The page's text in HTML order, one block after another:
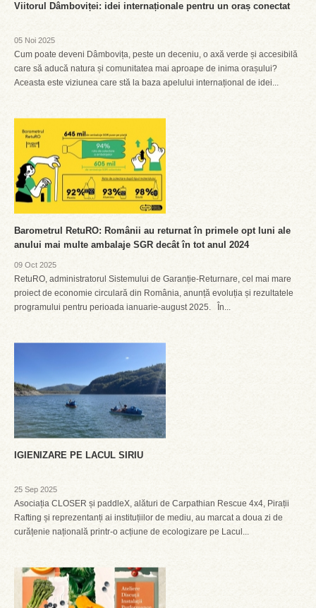
Viitorul Dâmboviței: idei internaționale pentru un oraș conectat
05 Noi 2025
Cum poate deveni Dâmbovița, peste un deceniu, o axă verde și accesibilă
care să aducă natura și comunitatea mai aproape de inima orașului?
Aceasta este viziunea care stă la baza apelului internațional de idei...
Barometrul RetuRO: Românii au returnat în primele opt luni ale
anului mai multe ambalaje SGR decât în tot anul 2024
09 Oct 2025
RetuRO, administratorul Sistemului de Garanție-Returnare, cel mai mare
proiect de economie circulară din România, anunță evoluția și rezultatele
programului pentru perioada ianuarie-august 2025. În...
IGIENIZARE PE LACUL SIRIU
25 Sep 2025
Asociația CLOSER și paddleX, alături de Carpathian Rescue 4x4, Pirații
Rafting și reprezentanți ai instituțiilor de mediu, au marcat a doua zi de
curățenie națională printr-o acțiune de ecologizare pe Lacul...